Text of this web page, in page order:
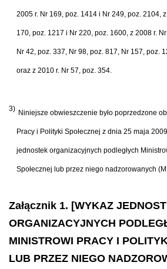
2005 r. Nr 169, poz. 1414 i Nr 249, poz. 2104,
170, poz. 1217 i Nr 220, poz. 1600, z 2008 r.
Nr 42, poz. 337, Nr 98, poz. 817, Nr 157, poz.
oraz z 2010 r. Nr 57, poz. 354.
3) Niniejsze obwieszczenie było poprzedzone
Pracy i Polityki Społecznej z dnia 25 maja
jednostek organizacyjnych podległych
Społecznej lub przez niego nadzorowanych
Załącznik 1. [WYKAZ
ORGANIZACYJNYCH
MINISTROWI PRACY I
LUB PRZEZ NIEGO